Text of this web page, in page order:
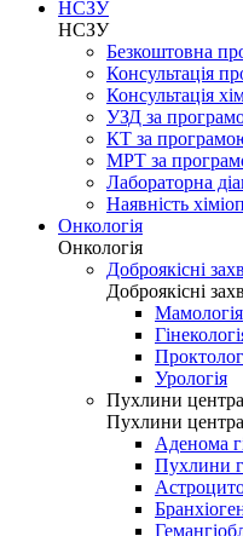
НСЗУ
НСЗУ
Безкоштовна
Консультація
Консультація
УЗД за
КТ за
МРТ за
Лабораторна
Наявність
Онкологія
Онкологія
Доброякісні
Доброякісні
Мамологія
Урологія
Пухлини
Пухлини
Аденома
Пухлини